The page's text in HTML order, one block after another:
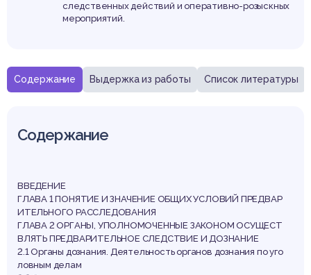
Содержание Выдержка из работы Список литературы
Содержание
ВВЕДЕНИЕ
ГЛАВА 1 ПОНЯТИЕ И ЗНАЧЕНИЕ ОБЩИХ УСЛОВИЙ ПРЕДВАР
ИТЕЛЬНОГО РАССЛЕДОВАНИЯ
ГЛАВА 2 ОРГАНЫ, УПОЛНОМОЧЕННЫЕ ЗАКОНОМ ОСУЩЕСТ
ВЛЯТЬ ПРЕДВАРИТЕЛЬНОЕ СЛЕДСТВИЕ И ДОЗНАНИЕ
2.1 Органы дознания. Деятельность органов дознания по уго
ловным делам
следственных действий и оперативно-розыскных
мероприятий.